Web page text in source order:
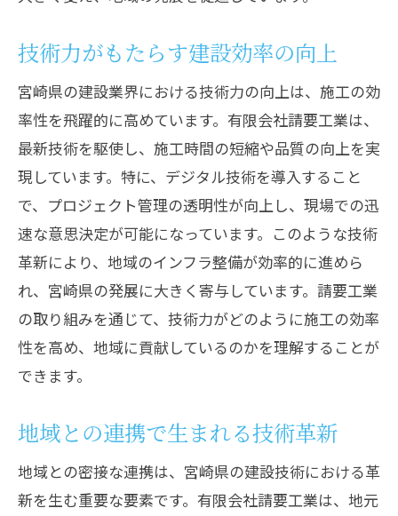
地域社会と共に歩む建設技術の未来
技術と共に成長する地域社会の展望
技術力がもたらす建設効率の向上
宮崎県の建設業界における技術力の向上は、施工の効
率性を飛躍的に高めています。有限会社請要工業は、
最新技術を駆使し、施工時間の短縮や品質の向上を実
現しています。特に、デジタル技術を導入すること
で、プロジェクト管理の透明性が向上し、現場での迅
速な意思決定が可能になっています。このような技術
革新により、地域のインフラ整備が効率的に進めら
れ、宮崎県の発展に大きく寄与しています。請要工業
の取り組みを通じて、技術力がどのように施工の効率
性を高め、地域に貢献しているのかを理解することが
できます。
地域との連携で生まれる技術革新
地域との密接な連携は、宮崎県の建設技術における革
新を生む重要な要素です。有限会社請要工業は、地元